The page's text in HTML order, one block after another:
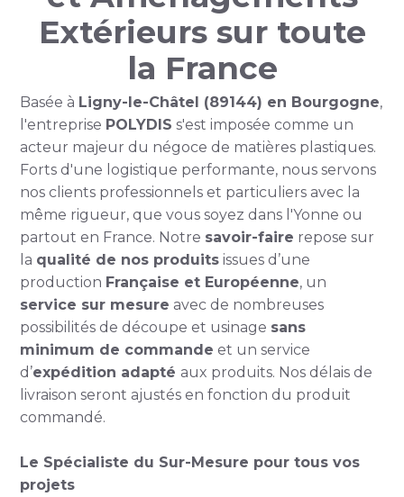
Extérieurs sur toute
la France
Basée à Ligny-le-Châtel (89144) en Bourgogne,
l'entreprise POLYDIS s'est imposée comme un
acteur majeur du négoce de matières plastiques.
Forts d'une logistique performante, nous servons
nos clients professionnels et particuliers avec la
même rigueur, que vous soyez dans l'Yonne ou
partout en France. Notre savoir-faire repose sur
la qualité de nos produits issues d’une
production Française et Européenne, un
service sur mesure avec de nombreuses
possibilités de découpe et usinage sans
minimum de commande et un service
d’expédition adapté aux produits. Nos délais de
livraison seront ajustés en fonction du produit
commandé.
Le Spécialiste du Sur-Mesure pour tous vos
projets